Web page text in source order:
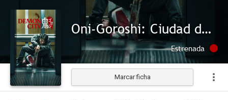
Oni-Goroshi: Ciudad de los demonios
Estrenada
Marcar ficha